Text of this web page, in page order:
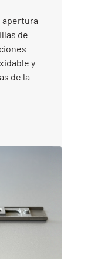
apertura
de
y
de la